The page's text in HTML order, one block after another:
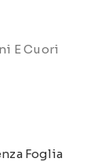
E Cuori
Foglia